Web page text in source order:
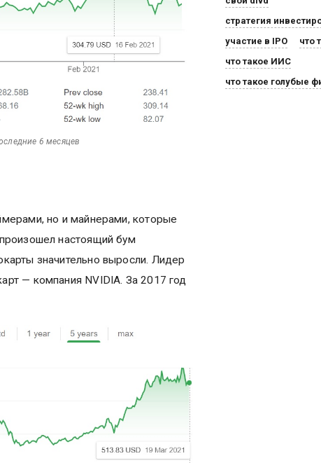
6 месяцев
но и майнерами, которые
настоящий бум
значительно выросли. Лидер
— компания NVIDIA. За 2017 год
стратегия
участие в IPO
что
что такое ИИС
что такое голубые